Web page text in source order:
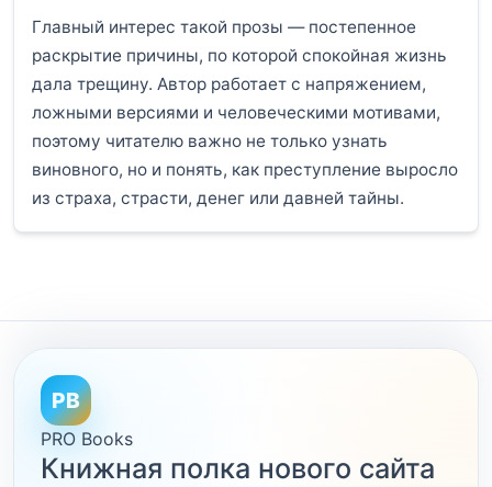
Главный интерес такой прозы — постепенное
раскрытие причины, по которой спокойная жизнь
дала трещину. Автор работает с напряжением,
ложными версиями и человеческими мотивами,
поэтому читателю важно не только узнать
виновного, но и понять, как преступление выросло
из страха, страсти, денег или давней тайны.
PB
PRO Books
Книжная полка нового сайта